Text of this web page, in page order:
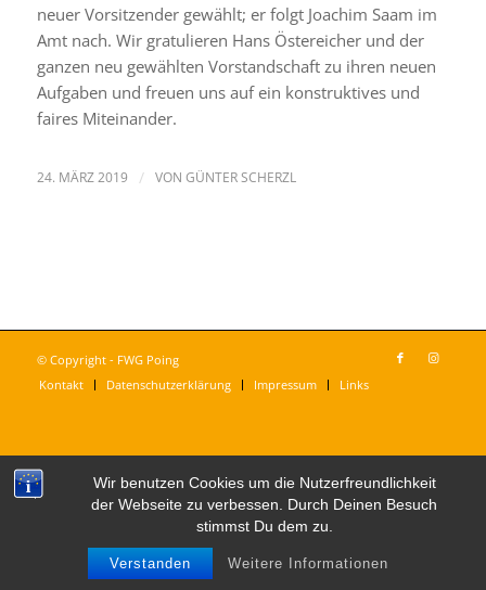
Wir benutzen Cookies um die Nutzerfreundlichkeit
der Webseite zu verbessen. Durch Deinen Besuch
stimmst Du dem zu.
Verstanden Weitere Informationen
neuer Vorsitzender gewählt; er folgt Joachim Saam im
Amt nach. Wir gratulieren Hans Östereicher und der
ganzen neu gewählten Vorstandschaft zu ihren neuen
Aufgaben und freuen uns auf ein konstruktives und
faires Miteinander.
24. MÄRZ 2019 / VON GÜNTER SCHERZL
© Copyright - FWG Poing
Kontakt
Datenschutzerklärung Impressum Links